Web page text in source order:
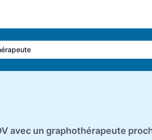
Nom du praticien,
avec un graphothérapeute